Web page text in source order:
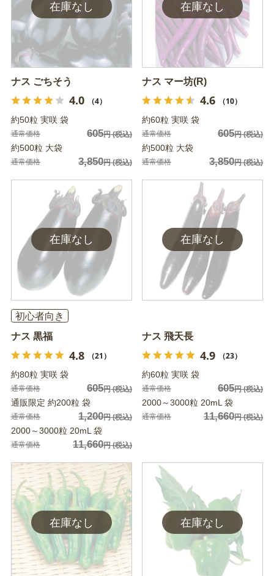
ナス ごちそう
4.0 （4）
約50粒 実咲 袋
通常価格 605円(税込)
約500粒 大袋
通常価格 3,850円(税込)
ナス マー坊(R)
4.6 （10）
約60粒 実咲 袋
通常価格 605円(税込)
約500粒 大袋
通常価格 3,850円(税込)
初心者向き
ナス 黒福
4.8 （21）
約80粒 実咲 袋
通常価格 605円(税込)
通販限定 約200粒 袋
通常価格 1,200円(税込)
2000～3000粒 20mL 袋
通常価格 11,660円(税込)
ナス 飛天長
4.9 （23）
約60粒 実咲 袋
通常価格 605円(税込)
2000～3000粒 20mL 袋
通常価格 11,660円(税込)